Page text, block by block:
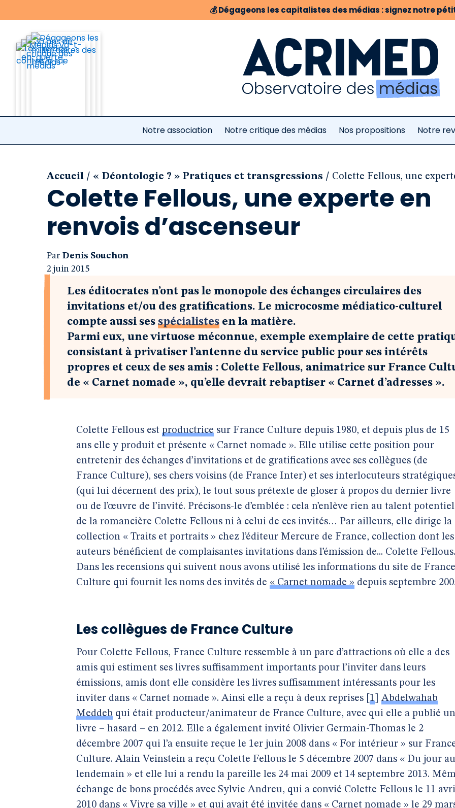
💰Dégageons les capitalistes des médias : signez notre
Notre association Notre critique des médias Nos propositions Notre
Accueil / « Déontologie ? » Pratiques et transgressions / Colette Fellous, une
Colette Fellous, une experte en
renvois d’ascenseur
Par Denis Souchon
2 juin 2015
Les éditocrates n’ont pas le monopole des échanges circulaires des
invitations et/ou des gratifications. Le microcosme médiatico-culturel
compte aussi ses spécialistes en la matière.
Parmi eux, une virtuose méconnue, exemple exemplaire de cette
consistant à privatiser l’antenne du service public pour ses intérêts
propres et ceux de ses amis : Colette Fellous, animatrice sur France
de « Carnet nomade », qu’elle devrait rebaptiser « Carnet d’adresses ».
Colette Fellous est productrice sur France Culture depuis 1980, et depuis plus de 15
ans elle y produit et présente « Carnet nomade ». Elle utilise cette position pour
entretenir des échanges d’invitations et de gratifications avec ses collègues (de
France Culture), ses chers voisins (de France Inter) et ses interlocuteurs
(qui lui décernent des prix), le tout sous prétexte de gloser à propos du dernier livre
ou de l’œuvre de l’invité. Précisons-le d’emblée : cela n’enlève rien au talent potentiel
de la romancière Colette Fellous ni à celui de ces invités… Par ailleurs, elle dirige la
collection « Traits et portraits » chez l’éditeur Mercure de France, collection dont les
auteurs bénéficient de complaisantes invitations dans l’émission de... Colette Fellous.
Dans les recensions qui suivent nous avons utilisé les informations du site de France
Culture qui fournit les noms des invités de « Carnet nomade » depuis septembre
Les collègues de France Culture
Pour Colette Fellous, France Culture ressemble à un parc d’attractions où elle a des
amis qui estiment ses livres suffisamment importants pour l’inviter dans leurs
émissions, amis dont elle considère les livres suffisamment intéressants pour les
inviter dans « Carnet nomade ». Ainsi elle a reçu à deux reprises 1
Abdelwahab
Meddeb qui était producteur/animateur de France Culture, avec qui elle a publié un
livre – hasard – en 2012. Elle a également invité Olivier Germain-Thomas le 2
décembre 2007 qui l’a ensuite reçue le 1er juin 2008 dans « For intérieur » sur
Culture. Alain Veinstein a reçu Colette Fellous le 5 décembre 2007 dans « Du jour au
lendemain » et elle lui a rendu la pareille les 24 mai 2009 et 14 septembre 2013.
échange de bons procédés avec Sylvie Andreu, qui a convié Colette Fellous le 11
2010 dans « Vivre sa ville » et qui avait été invitée dans « Carnet nomade » le 29